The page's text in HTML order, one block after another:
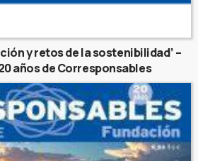
y retos de la sostenibilidad’ –
años de Corresponsables